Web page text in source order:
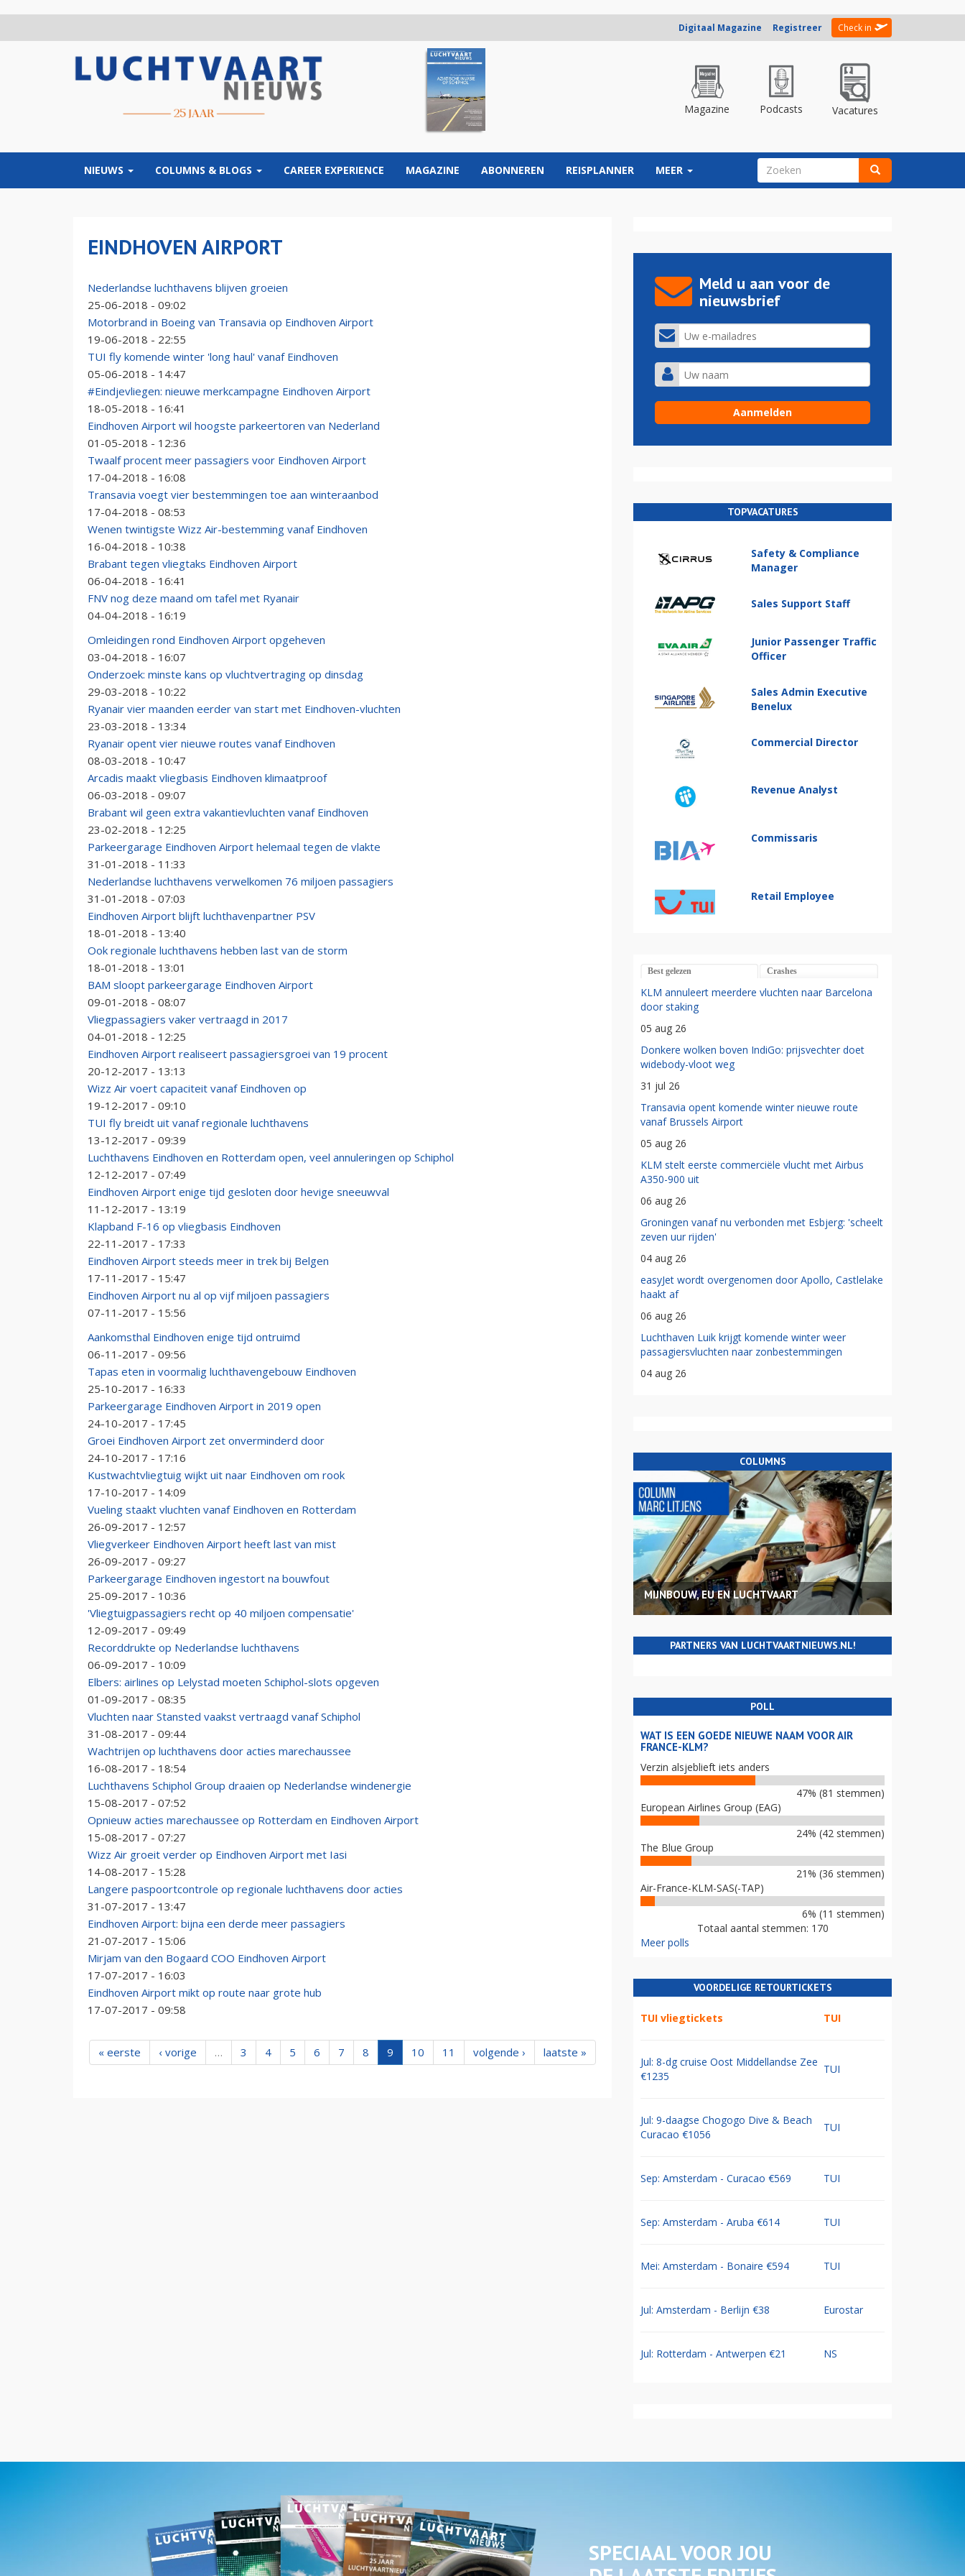
Digitaal Magazine Registreer Check in
Magazine Podcasts Vacatures
NIEUWS COLUMNS & BLOGS CAREER EXPERIENCE MAGAZINE ABONNEREN REISPLANNER MEER ZOEKVELD
EINDHOVEN AIRPORT
Nederlandse luchthavens blijven groeien
25-06-2018 - 09:02
Motorbrand in Boeing van Transavia op Eindhoven Airport
19-06-2018 - 22:55
TUI fly komende winter 'long haul' vanaf Eindhoven
05-06-2018 - 14:47
#Eindjevliegen: nieuwe merkcampagne Eindhoven Airport
18-05-2018 - 16:41
Eindhoven Airport wil hoogste parkeertoren van Nederland
01-05-2018 - 12:36
Twaalf procent meer passagiers voor Eindhoven Airport
17-04-2018 - 16:08
Transavia voegt vier bestemmingen toe aan winteraanbod
17-04-2018 - 08:53
Wenen twintigste Wizz Air-bestemming vanaf Eindhoven
16-04-2018 - 10:38
Brabant tegen vliegtaks Eindhoven Airport
06-04-2018 - 16:41
FNV nog deze maand om tafel met Ryanair
04-04-2018 - 16:19
Omleidingen rond Eindhoven Airport opgeheven
03-04-2018 - 16:07
Onderzoek: minste kans op vluchtvertraging op dinsdag
29-03-2018 - 10:22
Ryanair vier maanden eerder van start met Eindhoven-vluchten
23-03-2018 - 13:34
Ryanair opent vier nieuwe routes vanaf Eindhoven
08-03-2018 - 10:47
Arcadis maakt vliegbasis Eindhoven klimaatproof
06-03-2018 - 09:07
Brabant wil geen extra vakantievluchten vanaf Eindhoven
23-02-2018 - 12:25
Parkeergarage Eindhoven Airport helemaal tegen de vlakte
31-01-2018 - 11:33
Nederlandse luchthavens verwelkomen 76 miljoen passagiers
31-01-2018 - 07:03
Eindhoven Airport blijft luchthavenpartner PSV
18-01-2018 - 13:40
Ook regionale luchthavens hebben last van de storm
18-01-2018 - 13:01
BAM sloopt parkeergarage Eindhoven Airport
09-01-2018 - 08:07
Vliegpassagiers vaker vertraagd in 2017
04-01-2018 - 12:25
Eindhoven Airport realiseert passagiersgroei van 19 procent
20-12-2017 - 13:13
Wizz Air voert capaciteit vanaf Eindhoven op
19-12-2017 - 09:10
TUI fly breidt uit vanaf regionale luchthavens
13-12-2017 - 09:39
Luchthavens Eindhoven en Rotterdam open, veel annuleringen op Schiphol
12-12-2017 - 07:49
Eindhoven Airport enige tijd gesloten door hevige sneeuwval
11-12-2017 - 13:19
Klapband F-16 op vliegbasis Eindhoven
22-11-2017 - 17:33
Eindhoven Airport steeds meer in trek bij Belgen
17-11-2017 - 15:47
Eindhoven Airport nu al op vijf miljoen passagiers
07-11-2017 - 15:56
Aankomsthal Eindhoven enige tijd ontruimd
06-11-2017 - 09:56
Tapas eten in voormalig luchthavengebouw Eindhoven
25-10-2017 - 16:33
Parkeergarage Eindhoven Airport in 2019 open
24-10-2017 - 17:45
Groei Eindhoven Airport zet onverminderd door
24-10-2017 - 17:16
Kustwachtvliegtuig wijkt uit naar Eindhoven om rook
17-10-2017 - 14:09
Vueling staakt vluchten vanaf Eindhoven en Rotterdam
26-09-2017 - 12:57
Vliegverkeer Eindhoven Airport heeft last van mist
26-09-2017 - 09:27
Parkeergarage Eindhoven ingestort na bouwfout
25-09-2017 - 10:36
'Vliegtuigpassagiers recht op 40 miljoen compensatie'
12-09-2017 - 09:49
Recorddrukte op Nederlandse luchthavens
06-09-2017 - 10:09
Elbers: airlines op Lelystad moeten Schiphol-slots opgeven
01-09-2017 - 08:35
Vluchten naar Stansted vaakst vertraagd vanaf Schiphol
31-08-2017 - 09:44
Wachtrijen op luchthavens door acties marechaussee
16-08-2017 - 18:54
Luchthavens Schiphol Group draaien op Nederlandse windenergie
15-08-2017 - 07:52
Opnieuw acties marechaussee op Rotterdam en Eindhoven Airport
15-08-2017 - 07:27
Wizz Air groeit verder op Eindhoven Airport met Iasi
14-08-2017 - 15:28
Langere paspoortcontrole op regionale luchthavens door acties
31-07-2017 - 13:47
Eindhoven Airport: bijna een derde meer passagiers
21-07-2017 - 15:06
Mirjam van den Bogaard COO Eindhoven Airport
17-07-2017 - 16:03
Eindhoven Airport mikt op route naar grote hub
17-07-2017 - 09:58
« eerste ‹ vorige … 3 4 5 6 7 8 9 10 11 volgende › laatste »
Meld u aan voor de
nieuwsbrief
TOPVACATURES
Safety & Compliance
Manager
Sales Support Staff
Junior Passenger Traffic
Officer
Sales Admin Executive
Benelux
Commercial Director
Revenue Analyst
Commissaris
Retail Employee
Best gelezen Crashes
KLM annuleert meerdere vluchten naar Barcelona
door staking
05 aug 26
Donkere wolken boven IndiGo: prijsvechter doet
widebody-vloot weg
31 jul 26
Transavia opent komende winter nieuwe route
vanaf Brussels Airport
05 aug 26
KLM stelt eerste commerciële vlucht met Airbus
A350-900 uit
06 aug 26
Groningen vanaf nu verbonden met Esbjerg: 'scheelt
zeven uur rijden'
04 aug 26
easyJet wordt overgenomen door Apollo, Castlelake
haakt af
06 aug 26
Luchthaven Luik krijgt komende winter weer
passagiersvluchten naar zonbestemmingen
04 aug 26
COLUMNS
MIJNBOUW, EU EN LUCHTVAART
PARTNERS VAN LUCHTVAARTNIEUWS.NL!
POLL
WAT IS EEN GOEDE NIEUWE NAAM VOOR AIR
FRANCE-KLM?
Verzin alsjeblieft iets anders
47% (81 stemmen)
European Airlines Group (EAG)
24% (42 stemmen)
The Blue Group
21% (36 stemmen)
Air-France-KLM-SAS(-TAP)
6% (11 stemmen)
Totaal aantal stemmen: 170
Meer polls
VOORDELIGE RETOURTICKETS
TUI vliegtickets TUI
Jul: 8-dg cruise Oost Middellandse Zee
€1235
TUI
Jul: 9-daagse Chogogo Dive & Beach
Curacao €1056
TUI
Sep: Amsterdam - Curacao €569 TUI
Sep: Amsterdam - Aruba €614 TUI
Mei: Amsterdam - Bonaire €594 TUI
Jul: Amsterdam - Berlijn €38 Eurostar
Jul: Rotterdam - Antwerpen €21 NS
SPECIAAL VOOR JOU